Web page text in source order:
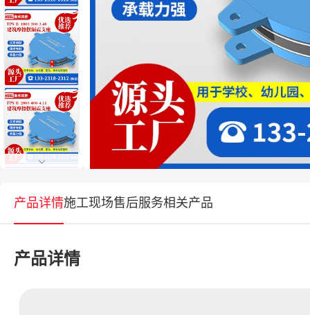
产品详情施工现场售后服务相关产品
产品详情